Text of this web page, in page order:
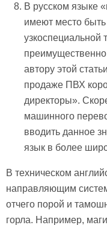
В русском языке
имеют место быть
узкоспециальной
автору этой
продаже ПВХ
директоры».
машинного
вводить данное
язык в более
В техническом
направляющим
отчего порой и
горла. Например,